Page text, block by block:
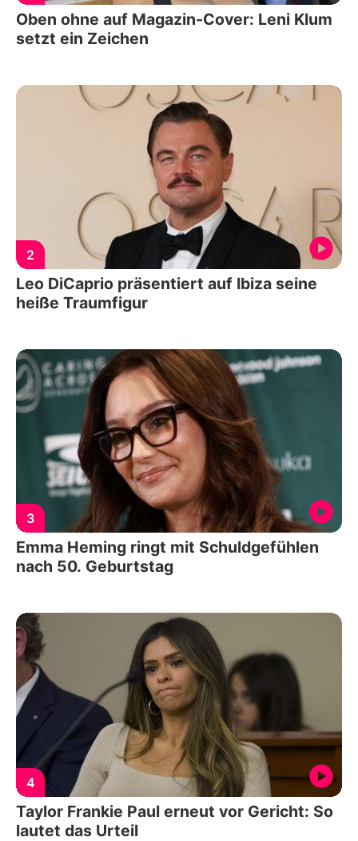
Oben ohne auf Magazin-Cover: Leni Klum
setzt ein Zeichen
2
Leo DiCaprio präsentiert auf Ibiza seine
heiße Traumfigur
3
Emma Heming ringt mit Schuldgefühlen
nach 50. Geburtstag
4
Taylor Frankie Paul erneut vor Gericht: So
lautet das Urteil